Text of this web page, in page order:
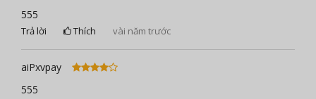
555
Trả lời Thích vài năm trước
aiPxvpay
555